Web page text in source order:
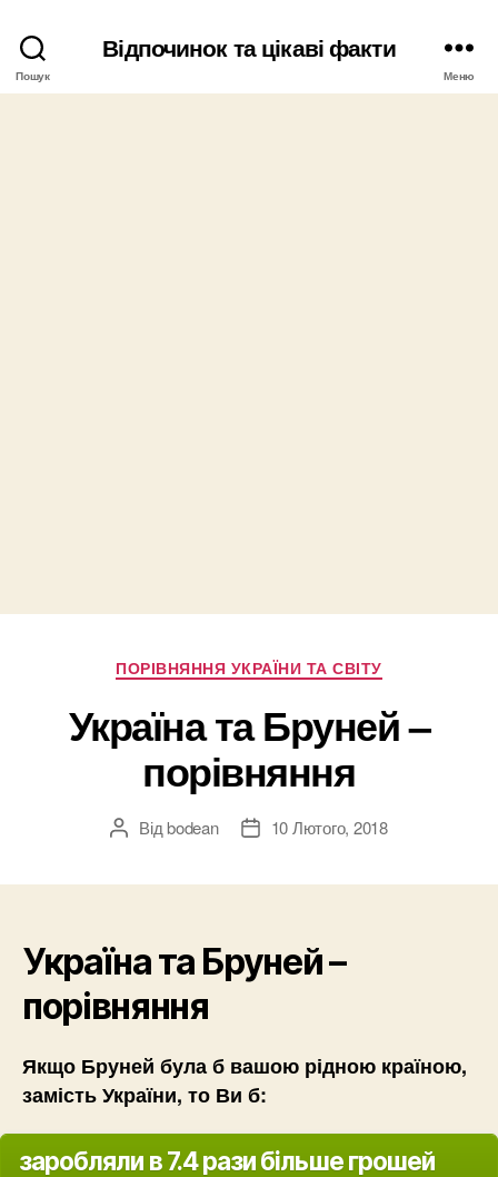
Пошук
Відпочинок та цікаві факти
Меню
Категорії
ПОРІВНЯННЯ УКРАЇНИ ТА СВІТУ
Україна та Бруней –
порівняння
Автор
Відbodean
Дата10 Лютого, 2018
Україна та Бруней –
порівняння
Якщо Бруней була б вашою рідною країною,
замість України, то Ви б:
заробляли в 7.4 рази більше грошей